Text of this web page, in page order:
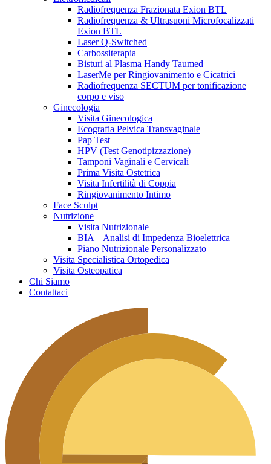
Radiofrequenza Frazionata Exion BTL
Radiofrequenza & Ultrasuoni Microfocalizzati
Exion BTL
Laser Q-Switched
Carbossiterapia
Bisturi al Plasma Handy Taumed
LaserMe per Ringiovanimento e Cicatrici
Radiofrequenza SECTUM per tonificazione
corpo e viso
Ginecologia
Visita Ginecologica
Ecografia Pelvica Transvaginale
Pap Test
HPV (Test Genotipizzazione)
Tamponi Vaginali e Cervicali
Prima Visita Ostetrica
Visita Infertilità di Coppia
Ringiovanimento Intimo
Face Sculpt
Nutrizione
Visita Nutrizionale
BIA – Analisi di Impedenza Bioelettrica
Piano Nutrizionale Personalizzato
Visita Specialistica Ortopedica
Visita Osteopatica
Chi Siamo
Contattaci